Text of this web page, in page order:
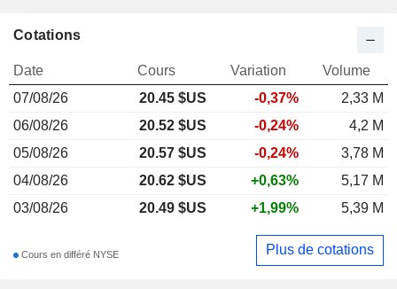
Cotations
Date Cours Variation
Volume
07/08/26
20.45 $US -0,37%
2,33 M
06/08/26
20.52 $US -0,24%
4,2 M
05/08/26
20.57 $US -0,24%
3,78 M
04/08/26
20.62 $US +0,63%
5,17 M
03/08/26
20.49 $US +1,99% 5,39 M
Cours en différé NYSE Plus de cotations